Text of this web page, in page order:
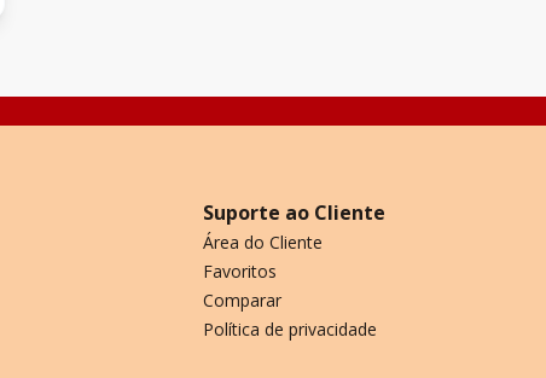
Suporte ao Cliente
Área do Cliente
Favoritos
Comparar
Política de privacidade